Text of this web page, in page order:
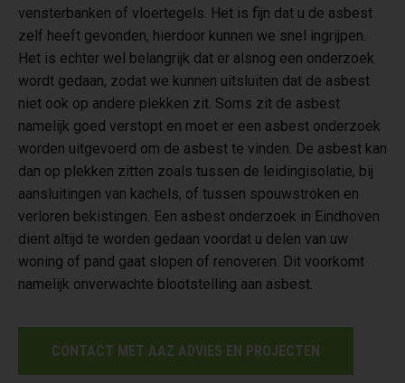
vensterbanken of vloertegels. Het is fijn dat u de asbest
zelf heeft gevonden, hierdoor kunnen we snel ingrijpen.
Het is echter wel belangrijk dat er alsnog een onderzoek
wordt gedaan, zodat we kunnen uitsluiten dat de asbest
niet ook op andere plekken zit. Soms zit de asbest
namelijk goed verstopt en moet er een asbest onderzoek
worden uitgevoerd om de asbest te vinden. De asbest kan
dan op plekken zitten zoals tussen de leidingisolatie, bij
aansluitingen van kachels, of tussen spouwstroken en
verloren bekistingen. Een asbest onderzoek in Eindhoven
dient altijd te worden gedaan voordat u delen van uw
woning of pand gaat slopen of renoveren. Dit voorkomt
namelijk onverwachte blootstelling aan asbest.
CONTACT MET AAZ ADVIES EN PROJECTEN